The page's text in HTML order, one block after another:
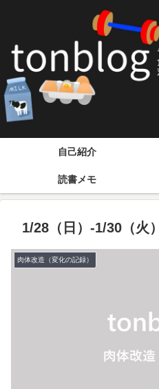
自己紹介
読書メモ
1/28（日）-1/30（火
肉体改造（変化の記録）